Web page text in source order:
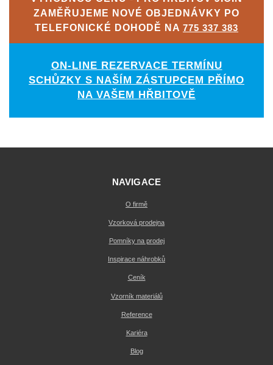
ZAMĚŘUJEME NOVÉ OBJEDNÁVKY PO
TELEFONICKÉ DOHODĚ NA 775 337 383
ON-LINE REZERVACE TERMÍNU
SCHŮZKY S NAŠÍM ZÁSTUPCEM PŘÍMO
NA VAŠEM HŘBITOVĚ
NAVIGACE
O firmě
Vzorková prodejna
Pomníky na prodej
Inspirace náhrobků
Ceník
Vzorník materiálů
Reference
Kariéra
Blog